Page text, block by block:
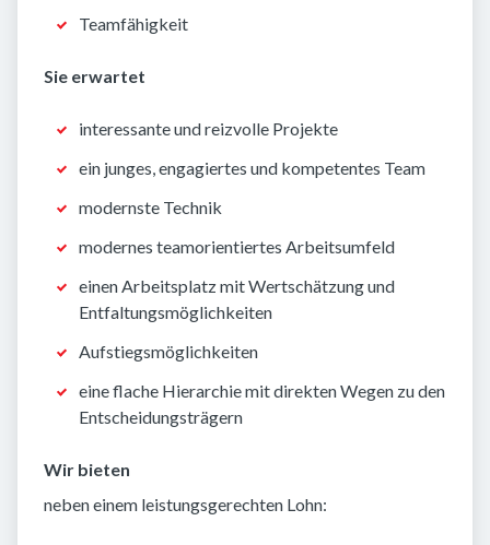
Teamfähigkeit
Sie erwartet
interessante und reizvolle Projekte
ein junges, engagiertes und kompetentes Team
modernste Technik
modernes teamorientiertes Arbeitsumfeld
einen Arbeitsplatz mit Wertschätzung und
Entfaltungsmöglichkeiten
Aufstiegsmöglichkeiten
eine flache Hierarchie mit direkten Wegen zu den
Entscheidungsträgern
Wir bieten
neben einem leistungsgerechten Lohn: